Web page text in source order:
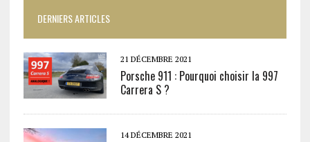
DERNIERS ARTICLES
21 DÉCEMBRE 2021
Porsche 911 : Pourquoi choisir la 997
Carrera S ?
14 DÉCEMBRE 2021